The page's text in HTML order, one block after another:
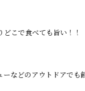
こで食べても旨い！！
などのアウトドアでも